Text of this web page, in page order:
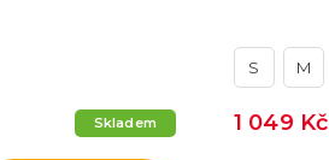
Skladem
S M
1 049 Kč